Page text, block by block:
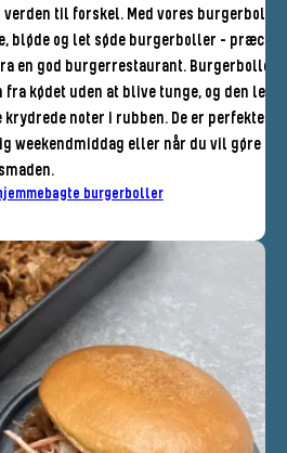
til forskel. Med vores burgerbolle
bløde og let søde burgerboller - præcis
en god burgerrestaurant.
kødet uden at blive tunge, og den lette
noter i rubben. De er perfekte til
weekendmiddag eller når du vil gøre lidt
burgerboller